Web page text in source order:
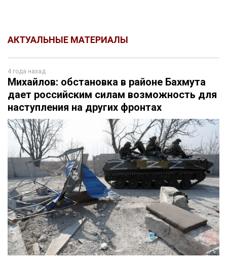
АКТУАЛЬНЫЕ МАТЕРИАЛЫ
4 года назад
Михайлов: обстановка в районе Бахмута
дает российским силам возможность для
наступления на других фронтах